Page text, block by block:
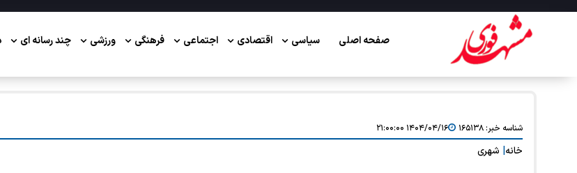
صفحه اصلی سیاسی اقتصادی اجتماعی فرهنگی ورزشی چند رسانه ای
شناسه خبر:۱۶۵۱۳۸ ۱۴۰۴/۰۴/۱۶ ۲۱:۰۰:۰۰
خانه شهری